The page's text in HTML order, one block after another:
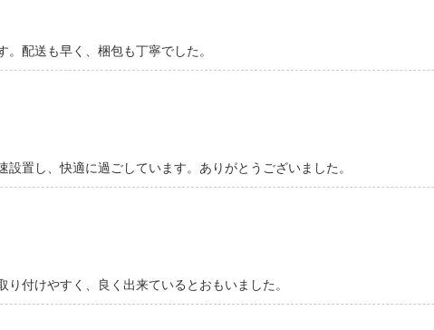
配送も早く、梱包も丁寧でした。
置し、快適に過ごしています。ありがとうございました。
付けやすく、良く出来ているとおもいました。